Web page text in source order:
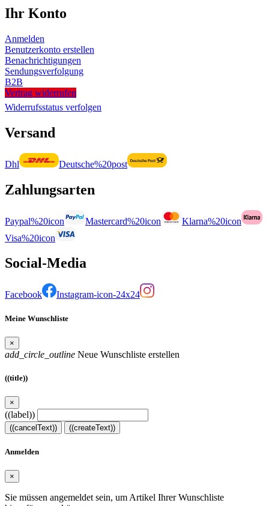
Ihr Konto
Anmelden
Benutzerkonto erstellen
Benachrichtigungen
Sendungsverfolgung
B2B
Vertrag widerrufen
Widerrufsstatus verfolgen
Versand
Dhl Deutsche%20post
Zahlungsarten
Paypal%20icon Mastercard%20icon
Klarna%20icon
Visa%20icon
Social-Media
Facebook Instagram-icon-24x24
Meine Wunschliste
×
add_circle_outline Neue Wunschliste erstellen
((title))
×
((label))
((cancelText)) ((createText))
Anmelden
×
Sie müssen angemeldet sein, um Artikel Ihrer Wunschliste